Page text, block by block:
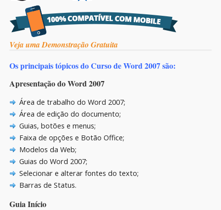
Veja uma Demonstração Gratuita
Os principais tópicos do Curso de Word 2007 são:
Apresentação do Word 2007
Área de trabalho do Word 2007;
Área de edição do documento;
Guias, botões e menus;
Faixa de opções e Botão Office;
Modelos da Web;
Guias do Word 2007;
Selecionar e alterar fontes do texto;
Barras de Status.
Guia Início